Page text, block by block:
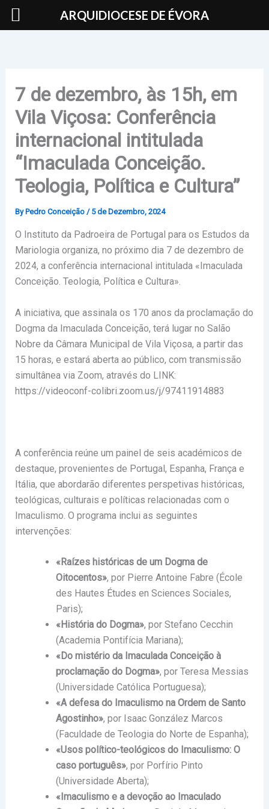
Skip
7 de dezembro, às 15h, em
Vila Viçosa: Conferência
internacional intitulada
“Imaculada Conceição.
Teologia, Política e Cultura”
By Pedro Conceição / 5 de Dezembro, 2024
O Instituto da Padroeira de Portugal para os Estudos da
Mariologia organiza, no próximo dia 7 de dezembro de
2024, a conferência internacional intitulada «Imaculada
Conceição. Teologia, Política e Cultura».
A iniciativa, que assinala os 170 anos da proclamação do
Dogma da Imaculada Conceição, terá lugar no Salão
Nobre da Câmara Municipal de Vila Viçosa, a partir das
15 horas, e estará aberta ao público, com transmissão
simultânea via Zoom, através do LINK:
https://videoconf-colibri.zoom.us/j/97411914883
A conferência reúne um painel de seis académicos de
destaque, provenientes de Portugal, Espanha, França e
Itália, que abordarão diferentes perspetivas históricas,
teológicas, culturais e políticas relacionadas com o
Imaculismo. O programa inclui as seguintes
intervenções:
«Raízes históricas de um Dogma de
Oitocentos», por Pierre Antoine Fabre (École
des Hautes Études en Sciences Sociales,
Paris);
«História do Dogma», por Stefano Cecchin
(Academia Pontifícia Mariana);
«Do mistério da Imaculada Conceição à
proclamação do Dogma», por Teresa Messias
(Universidade Católica Portuguesa);
«A defesa do Imaculismo na Ordem de Santo
Agostinho», por Isaac González Marcos
(Faculdade de Teologia do Norte de Espanha);
«Usos político-teológicos do Imaculismo: O
caso português», por Porfírio Pinto
(Universidade Aberta);
«Imaculismo e a devoção ao Imaculado
ARQUIDIOCESE DE ÉVORA